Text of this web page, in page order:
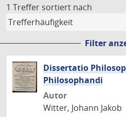
1 Treffer sortiert nach
Filter
Dissertatio
Philosophandi
Autor
Witter, Johann Jakob